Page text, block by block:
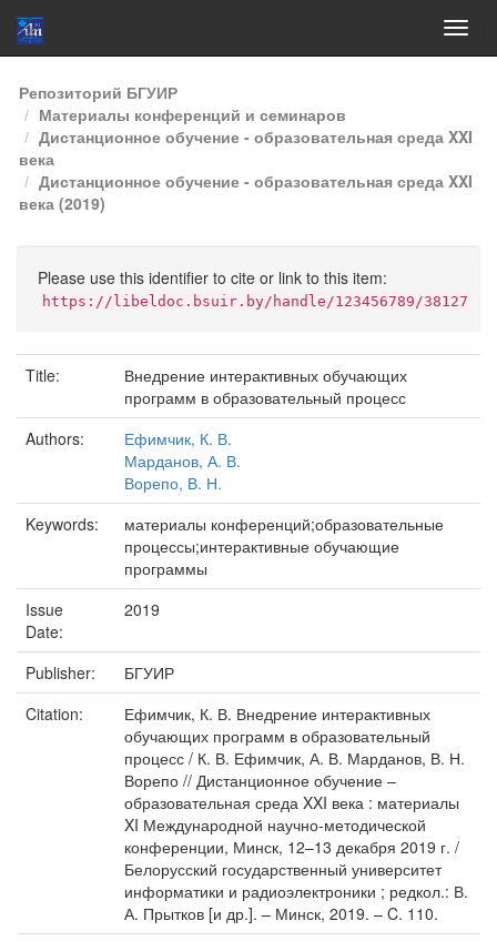
Skip
navigation
Репозиторий БГУИР
Материалы конференций и семинаров
Дистанционное обучение - образовательная среда XXI
века
Дистанционное обучение - образовательная среда XXI
века (2019)
Please use this identifier to cite or link to this item:
https://libeldoc.bsuir.by/handle/123456789/38127
Title:
Внедрение интерактивных обучающих
программ в образовательный процесс
Authors:
Ефимчик, К. В.
Марданов, А. В.
Ворепо, В. Н.
Keywords:
материалы конференций;образовательные
процессы;интерактивные обучающие
программы
Issue
Date:
2019
Publisher:
БГУИР
Citation:
Ефимчик, К. В. Внедрение интерактивных
обучающих программ в образовательный
процесс / К. В. Ефимчик, А. В. Марданов, В. Н.
Ворепо // Дистанционное обучение –
образовательная среда XXI века : материалы
XI Международной научно-методической
конференции, Минск, 12–13 декабря 2019 г. /
Белорусский государственный университет
информатики и радиоэлектроники ; редкол.: В.
А. Прытков [и др.]. – Минск, 2019. – C. 110.